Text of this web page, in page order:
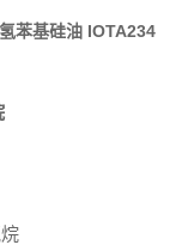
苯基硅油 IOTA234